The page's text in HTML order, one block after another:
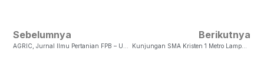
Sebelumnya Berikutnya
Kunjungan SMA Kristen 1 Metro Lampung Ke FPB